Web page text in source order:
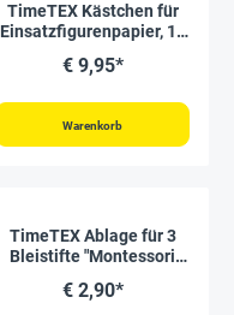
TimeTEX Kästchen für
Einsatzfigurenpapier, 14
Premium"
€ 9,95*
Warenkorb
TimeTEX Ablage für 3
Bleistifte "Montessori
€ 2,90*